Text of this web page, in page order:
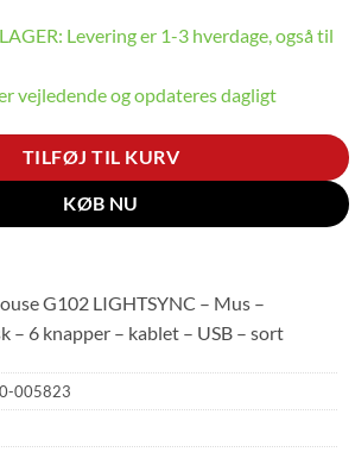
Levering er 1-3 hverdage, også til
vejledende og opdateres dagligt
TILFØJ TIL KURV
KØB NU
G102 LIGHTSYNC – Mus –
– 6 knapper – kablet – USB – sort
005823